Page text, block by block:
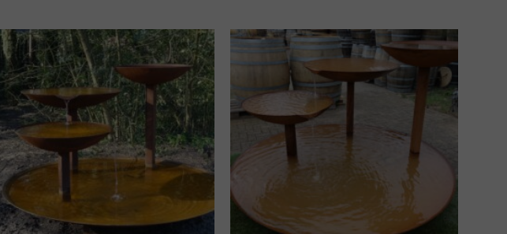
TOEVOEGEN
AAN
VERLANGLIJST
TOEVOEGEN